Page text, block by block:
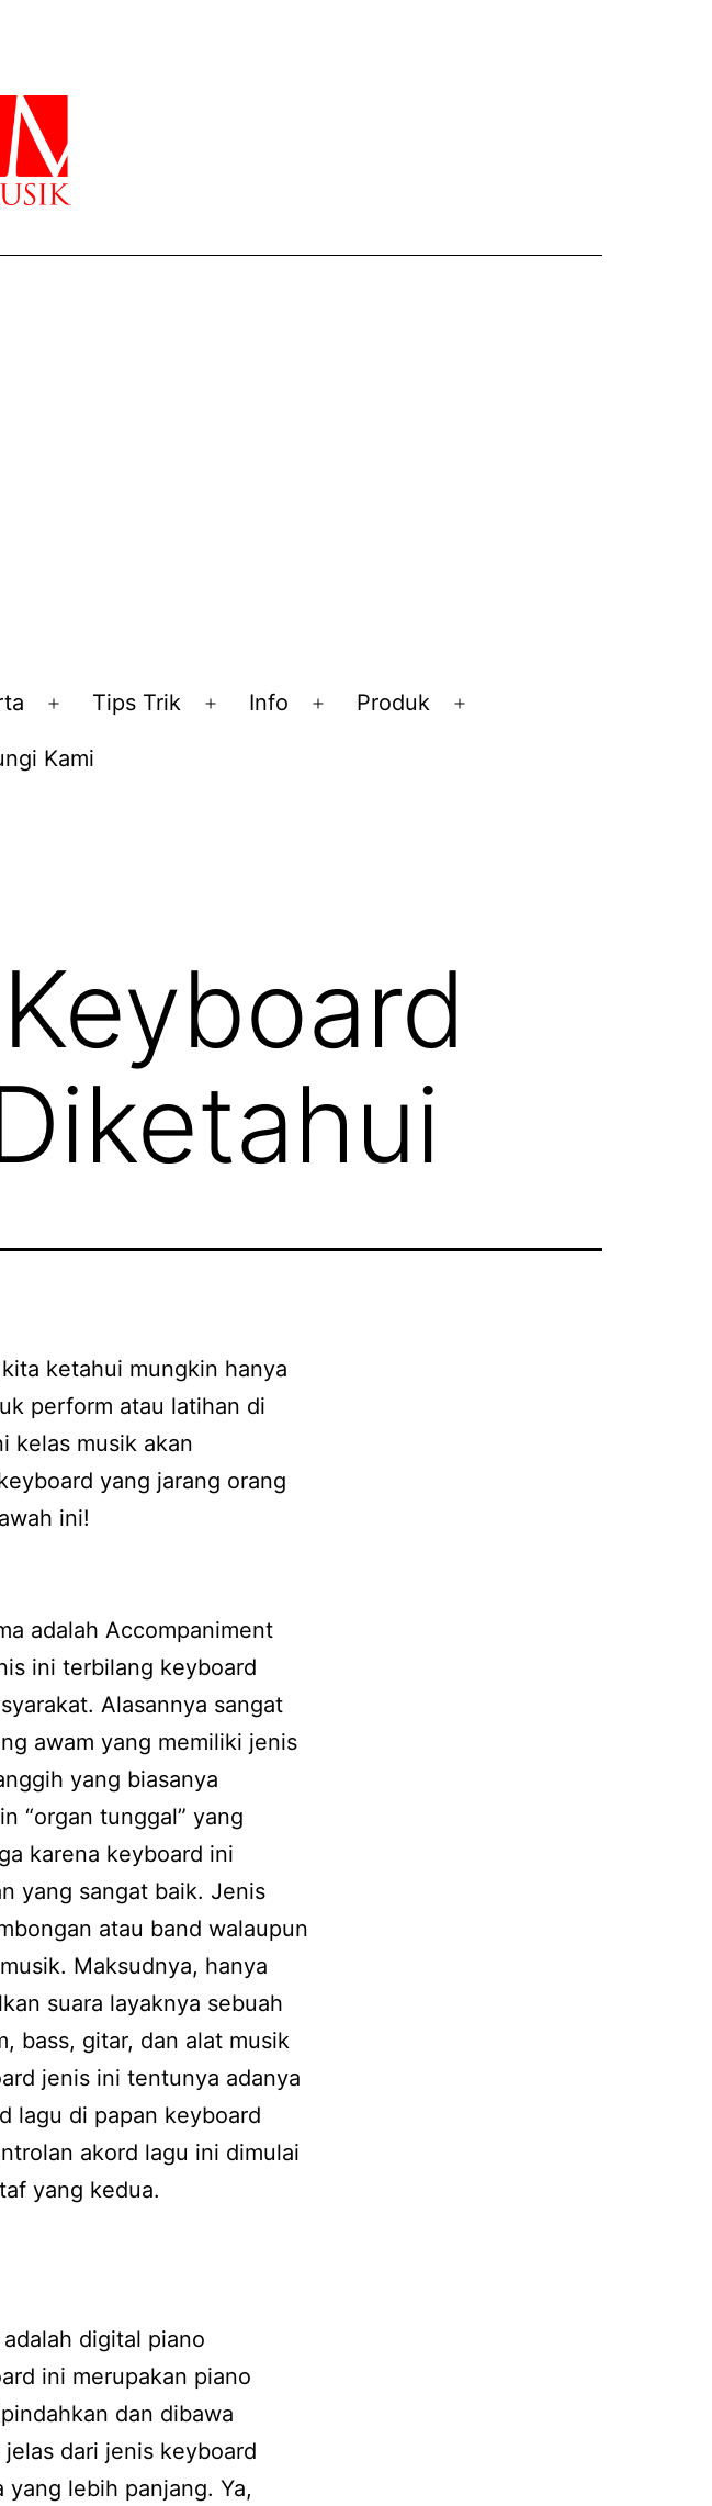
Open
menu
Tips Trik
Open
Info
Open
Produk
Kami
ketahui mungkin hanya
perform atau latihan di
kelas musik akan
yang jarang orang
ini!
adalah Accompaniment
ini terbilang keyboard
Alasannya sangat
awam yang memiliki jenis
yang biasanya
“organ tunggal” yang
karena keyboard ini
yang sangat baik. Jenis
atau band walaupun
Maksudnya, hanya
suara layaknya sebuah
bass, gitar, dan alat musik
jenis ini tentunya adanya
lagu di papan keyboard
akord lagu ini dimulai
yang kedua.
digital piano
ini merupakan piano
dan dibawa
dari jenis keyboard
lebih panjang. Ya,